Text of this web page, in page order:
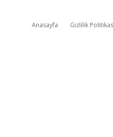
Anasayfa Gizlilik